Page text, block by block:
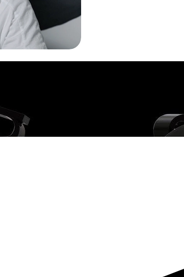
и выберите для дальнейшего развития
дизайнера или брать проекты на